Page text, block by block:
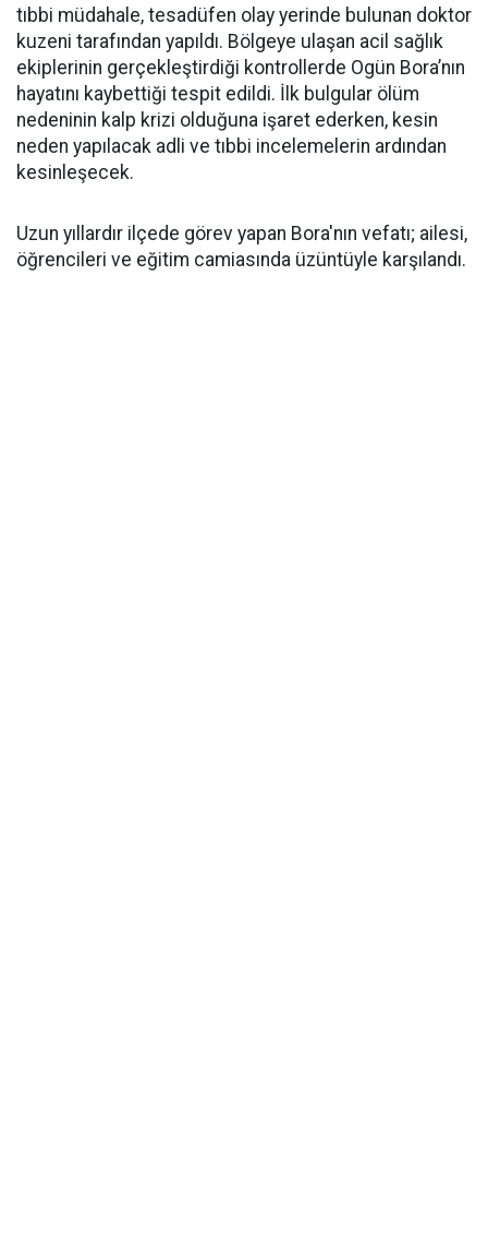
tıbbi müdahale, tesadüfen olay yerinde bulunan doktor
kuzeni tarafından yapıldı. Bölgeye ulaşan acil sağlık
ekiplerinin gerçekleştirdiği kontrollerde Ogün Bora’nın
hayatını kaybettiği tespit edildi. İlk bulgular ölüm
nedeninin kalp krizi olduğuna işaret ederken, kesin
neden yapılacak adli ve tıbbi incelemelerin ardından
kesinleşecek.
Uzun yıllardır ilçede görev yapan Bora'nın vefatı; ailesi,
öğrencileri ve eğitim camiasında üzüntüyle karşılandı.